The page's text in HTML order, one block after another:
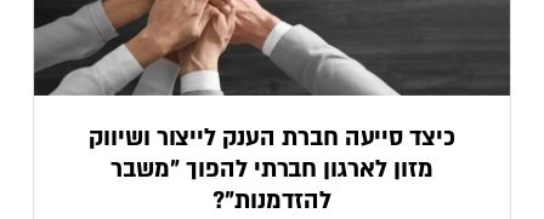
כיצד סייעה חברת הענק לייצור ושיווק
מזון לארגון חברתי להפוך "משבר
להזדמנות"?